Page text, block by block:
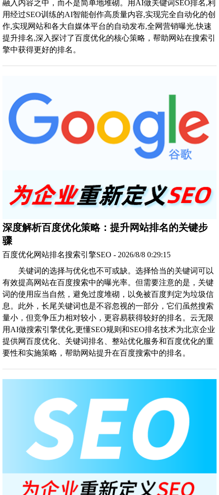
融入内容之中，而不是简单地堆砌。用AI做关键词SEO排名,利
用经过SEO训练的AI智能创作高质量内容,实现完全自动化的创
作,实现网站和各大自媒体平台的自动发布,全网营销曝光,快速
提升排名,深入探讨了百度优化的核心策略，帮助网站在搜索引
擎中获得更好的排名。
深度解析百度优化策略：提升网站排名的关键步
骤
百度优化网站排名搜索引擎SEO - 2026/8/8 0:29:15
关键词的选择与优化也不可或缺。选择恰当的关键词可以
有效提高网站在百度搜索中的曝光率。但需要注意的是，关键
词的使用应当自然，避免过度堆砌，以免被百度判定为垃圾信
息。此外，长尾关键词也是不容忽视的一部分，它们虽然搜索
量小，但竞争压力相对较小，更容易获得较好的排名。云无限
用AI做搜索引擎优化,更懂SEO规则和SEO排名技术为北京企业
提供网百度优化、关键词排名、整站优化服务和百度优化的重
要性和实施策略，帮助网站提升在百度搜索中的排名。